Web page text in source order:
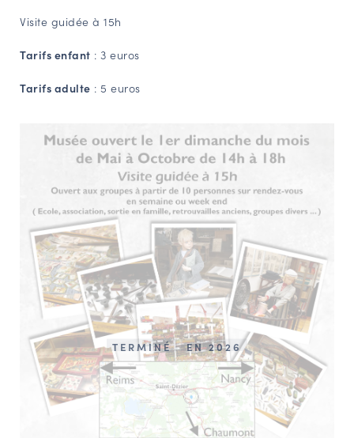
Visite guidée à 15h
Tarifs enfant : 3 euros
Tarifs adulte : 5 euros
TERMINÉ EN 2026